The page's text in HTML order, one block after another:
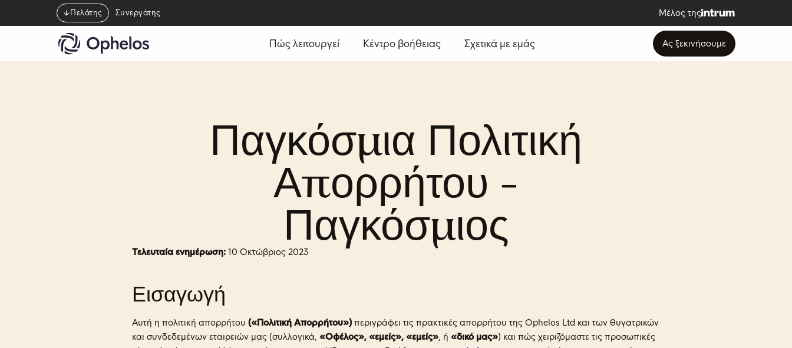
Πελάτης Συνεργάτης Μέλος της
Πώς λειτουργεί Κέντρο βοήθειας Σχετικά με εμάς Ας ξεκινήσουμε
Παγκόσμια Πολιτική
Απορρήτου -
Παγκόσμιος
Τελευταία ενημέρωση: 10 Οκτώβριος 2023
Εισαγωγή
Αυτή η πολιτική απορρήτου («Πολιτική Απορρήτου») περιγράφει τις πρακτικές απορρήτου της Ophelos Ltd και των θυγατρικών
και συνδεδεμένων εταιρειών μας (συλλογικά, «Οφέλος», «εμείς», «εμείς», ή «δικό μας») και πώς χειριζόμαστε τις προσωπικές